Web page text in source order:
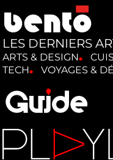
LES DERNIERS
ARTS & DESIGN
TECH
VOYAGES &